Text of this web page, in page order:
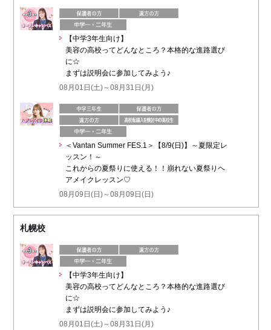
【中学3年生向け】
美容の高校ってどんなところ？本格的な進路選び
に☆
まずは説明会に参加してみよう♪
08月01日(土)～08月31日(月)
＜Vantan Summer FES.1＞【8/9(日)】～夏限定レ
ッスン！～
これからの夏祭りに使える！！崩れない夏祭りヘ
アメイクレッスン♡
08月09日(日)～08月09日(日)
札幌校
【中学3年生向け】
美容の高校ってどんなところ？本格的な進路選び
に☆
まずは説明会に参加してみよう♪
08月01日(土)～08月31日(月)